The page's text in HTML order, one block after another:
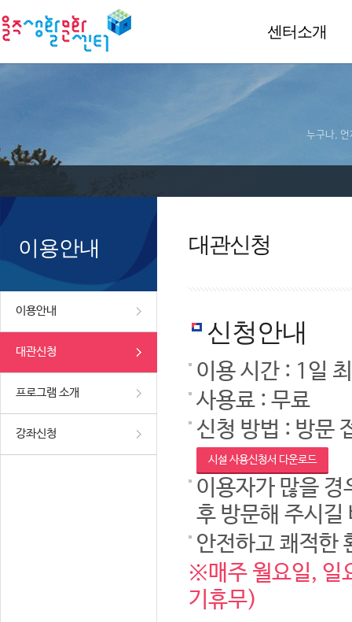
센터소개
누구나, 언
이용안내
이용안내
대관신청
프로그램 소개
강좌신청
대관신청
신청안내
이용 시간 : 1일
사용료 : 무료
신청 방법 : 방문
시설 사용신청서 다운로드
이용자가 많을 경
후 방문해 주시길
안전하고 쾌적한
※매주 월요일, 일
기휴무)